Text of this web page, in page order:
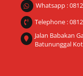
Whatsapp :
Telephone :
Jalan Babakan
Batununggal